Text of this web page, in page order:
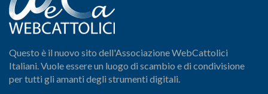
Questo è il nuovo sito dell'Associazione WebCattolici
Italiani. Vuole essere un luogo di scambio e di condivisione
per tutti gli amanti degli strumenti digitali.